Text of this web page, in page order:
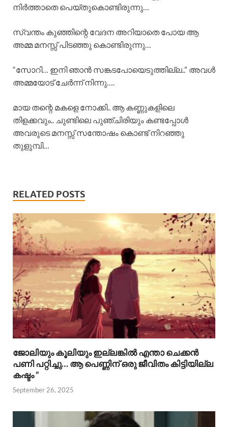
നിർത്താതെ പെയ്തുകൊണ്ടിരുന്നു…
സ്വന്തം കുഞ്ഞിന്റെ വേദന അറിയാതെ പോയ ആ
അമ്മ മനസ്സ് പിടഞ്ഞു കൊണ്ടിരുന്നു…
“സോറി… ഇനി ഞാൻ സങ്കടപോയെടുത്തില്ല..” അവൾ
അമ്മയോട് ചേർന്ന് നിന്നു….
മായ തന്റെ മകളെ നോക്കി.. ആ കണ്ണുകളിലെ
തിളക്കവും.. ചുണ്ടിലെ പുഞ്ചിരിയും കണ്ടപ്പോൾ
അവരുടെ മനസ്സ് സന്തോഷം കൊണ്ട് നിറഞ്ഞു
തുളുമ്പി…
RELATED POSTS
ജോലിയും കൂലിയും ഇല്ലങ്കിൽ എന്താ ചെക്കൻ
പണി പറ്റിച്ചു… ആ പെണ്ണിന് ഒരു ജീവിതം കിട്ടിയില്ല
കഷ്ടം “
September 26, 2025